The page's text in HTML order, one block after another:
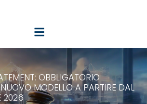
OBBLIGATORIO
MODELLO A PARTIRE DAL
2026